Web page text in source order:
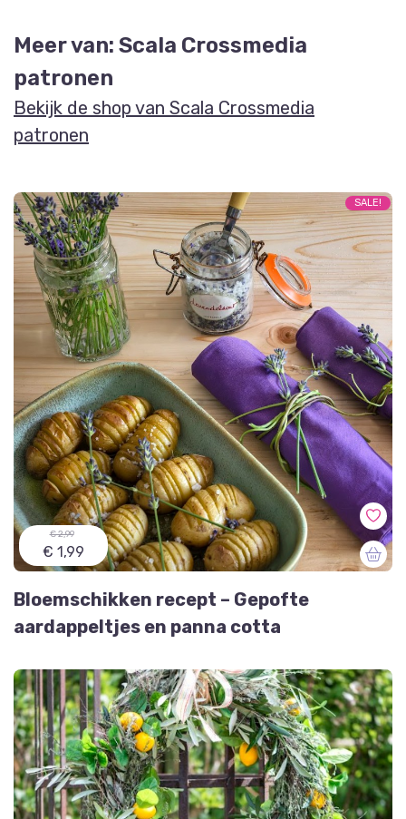
Meer van: Scala Crossmedia
patronen
Bekijk de shop van Scala Crossmedia
patronen
SALE!
€ 2,99
€ 1,99
Bloemschikken recept – Gepofte
aardappeltjes en panna cotta